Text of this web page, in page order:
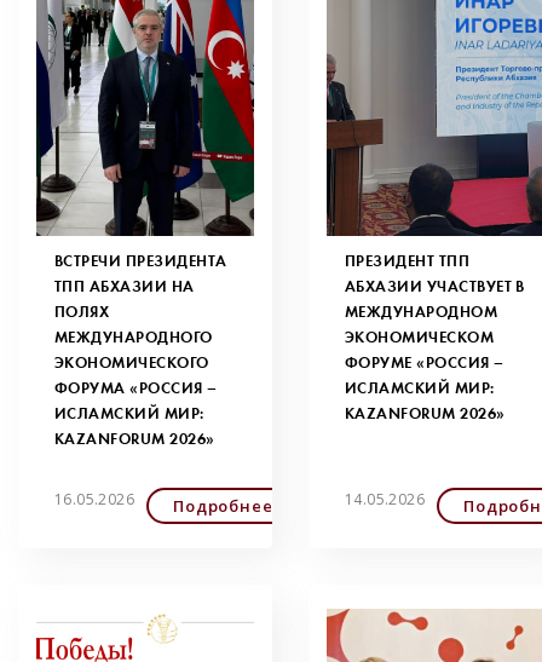
ВСТРЕЧИ ПРЕЗИДЕНТА
ТПП АБХАЗИИ НА
ПОЛЯХ
МЕЖДУНАРОДНОГО
ЭКОНОМИЧЕСКОГО
ФОРУМА «РОССИЯ –
ИСЛАМСКИЙ МИР:
KAZANFORUM 2026»
16.05.2026 Подробнее
ПРЕЗИДЕНТ ТПП
АБХАЗИИ УЧАСТВУЕТ В
МЕЖДУНАРОДНОМ
ЭКОНОМИЧЕСКОМ
ФОРУМЕ «РОССИЯ –
ИСЛАМСКИЙ МИР:
KAZANFORUM 2026»
14.05.2026